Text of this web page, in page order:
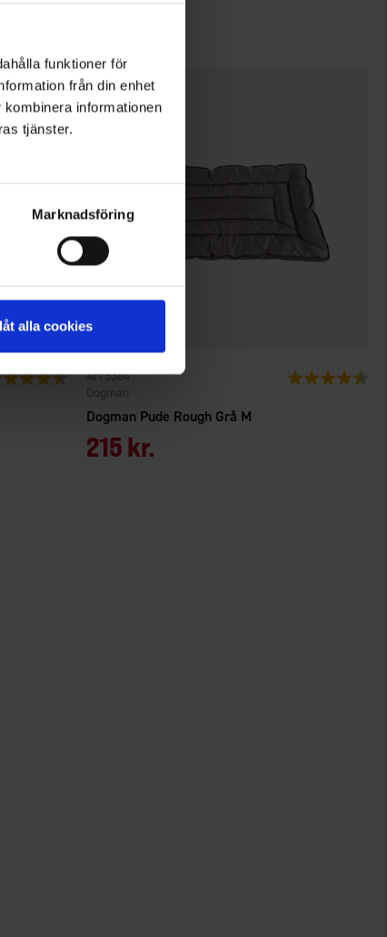
funktioner för
från din enhet
informationen
tjänster.
Marknadsföring
alla cookies
4.5 ud af 5 stjerner
Dogman Pude Rough Grå M
Dogman
5384
215 kr.
Vurdering: